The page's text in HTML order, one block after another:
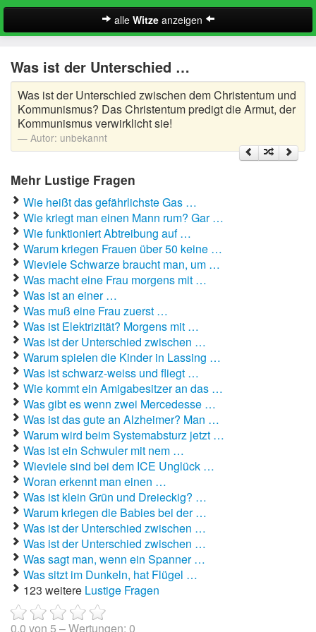
alle Witzeanzeigen
A-Klasse Witze
Akademiker Witze
Al Bundy Sprüche
Anrufbeantworter Ansagen
Antiwitze
Anwaltswitze
Arbeitswitze
Arztwitze
Autoaufkleber Sprüche
Bankerwitze
Bart Simpson Sprüche
Bauernregeln
Bauernwitze
Bayern Witze
Beamtenwitze
Bierwitze
Bill Clinton Witze
Blondinenwitze
Was ist der Unterschied …
Was ist der Unterschied zwischen dem Christentum und
Kommunismus? Das Christentum predigt die Armut, der
Kommunismus verwirklicht sie!
Autor: unbekannt
Mehr Lustige Fragen
Wie heißt das gefährlichste Gas …
Wie kriegt man einen Mann rum? Gar …
Wie funktioniert Abtreibung auf …
Warum kriegen Frauen über 50 keine …
Wieviele Schwarze braucht man, um …
Was macht eine Frau morgens mit …
Was ist an einer …
Was muß eine Frau zuerst …
Was ist Elektrizität? Morgens mit …
Was ist der Unterschied zwischen …
Warum spielen die Kinder in Lassing …
Was ist schwarz-weiss und fliegt …
Wie kommt ein Amigabesitzer an das …
Was gibt es wenn zwei Mercedesse …
Was ist das gute an Alzheimer? Man …
Warum wird beim Systemabsturz jetzt …
Was ist ein Schwuler mit nem …
Wieviele sind bei dem ICE Unglück …
Woran erkennt man einen …
Was ist klein Grün und Dreieckig? …
Warum kriegen die Babies bei der …
Was ist der Unterschied zwischen …
Was ist der Unterschied zwischen …
Was sagt man, wenn ein Spanner …
Was sitzt im Dunkeln, hat Flügel …
123 weitere Lustige Fragen
0.0 von 5 – Wertungen: 0